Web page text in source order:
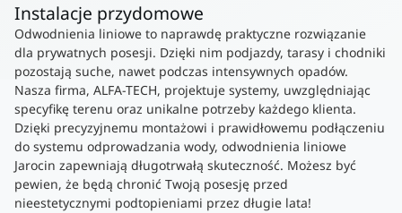
Instalacje przydomowe
Odwodnienia liniowe to naprawdę praktyczne rozwiązanie
dla prywatnych posesji. Dzięki nim podjazdy, tarasy i chodniki
pozostają suche, nawet podczas intensywnych opadów.
Nasza firma, ALFA-TECH, projektuje systemy, uwzględniając
specyfikę terenu oraz unikalne potrzeby każdego klienta.
Dzięki precyzyjnemu montażowi i prawidłowemu podłączeniu
do systemu odprowadzania wody, odwodnienia liniowe
Jarocin zapewniają długotrwałą skuteczność. Możesz być
pewien, że będą chronić Twoją posesję przed
nieestetycznymi podtopieniami przez długie lata!